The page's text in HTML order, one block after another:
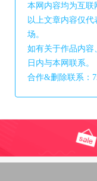
本网内容均为互联
以上文章内容仅
场。
如有关于作品内容
日内与本网联系。
合作&删除联系：